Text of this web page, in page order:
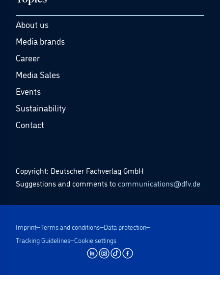
About us
Media brands
Career
Media Sales
Events
Sustainability
Contact
Copyright: Deutscher Fachverlag GmbH
Suggestions and comments to communications@dfv.de
Imprint Terms and conditions Data protection
Tracking Guidelines Cookie settings